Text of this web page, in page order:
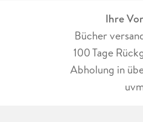
Ihre
Bücher
100 Tage
Abholung in